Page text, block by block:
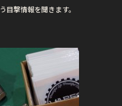
目撃情報を聞きます。